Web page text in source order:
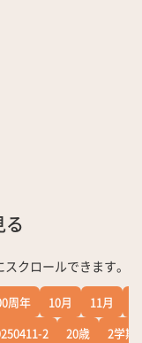
る
クロールできます。
周年 10月 11月
2 20歳
2学期